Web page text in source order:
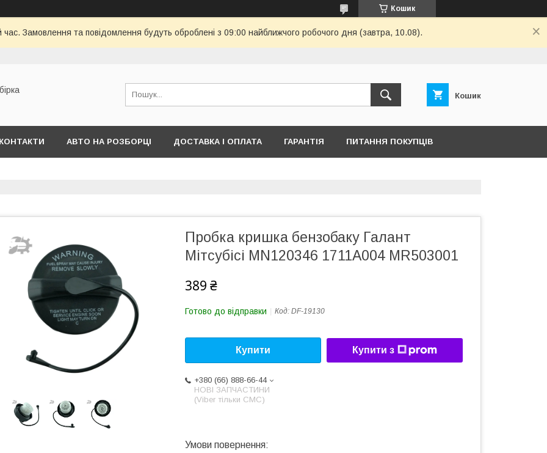
Кошик
час. Замовлення та повідомлення будуть оброблені з 09:00 найближчого робочого дня (завтра, 10.08).
Кошик
КОНТАКТИ АВТО НА РОЗБОРЦІ ДОСТАВКА І ОПЛАТА ГАРАНТІЯ ПИТАННЯ ПОКУПЦІВ
Пробка кришка бензобаку Галант
Мітсубісі MN120346 1711A004 MR503001
389 ₴
Готово до відправки Код: DF-19130
Купити Купити з
+380 (66) 888-66-44
НОВІ ЗАПЧАСТИНИ
(Viber тільки СМС)